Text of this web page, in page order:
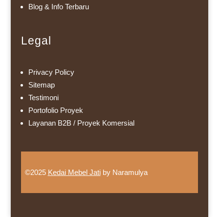
Blog & Info Terbaru
Legal
Privacy Policy
Sitemap
Testimoni
Portofolio Proyek
Layanan B2B / Proyek Komersial
©2025 Kedai Mebel Jatiby Naramulya